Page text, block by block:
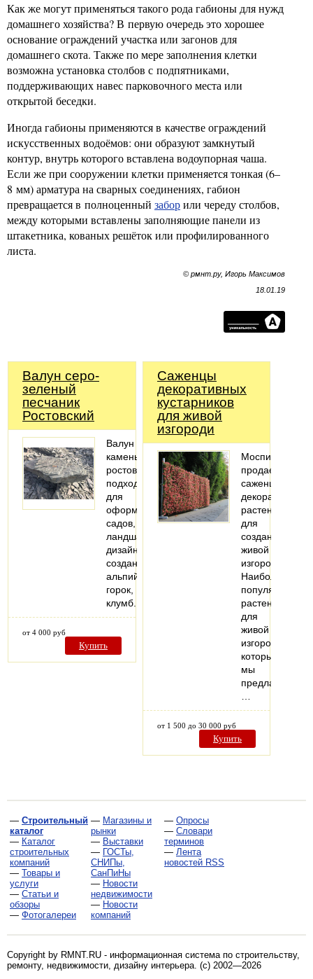
Как же могут применяться такого рода габионы для нужд
домашнего хозяйства? В первую очередь это хорошее
основание ограждений участка или загонов для
домашнего скота. Также по мере заполнения клетки
возможна установка столбов с подпятниками,
поддерживающих навес парковочного места или
открытой беседки.
Иногда габионы применяются в качестве ограждений
искусственных водоёмов: они образуют замкнутый
контур, внутрь которого вставлена водоупорная чаша.
Если же при сооружении клетки применяется тонкая (6–
8 мм) арматура на сварных соединениях, габион
превращается в полноценный заборили череду столбов,
между которыми вставлены заполняющие панели из
штакетника, кованых решёток или профилированного
листа.
© рмнт.ру, Игорь Максимов
18.01.19
Валун серо-
зеленый
песчаник
Ростовский
Валун
камень
ростовский
подходит
для
оформления
садов,
ландшафтного
дизайна,
создания
альпийских
горок,
клумб.
от 4 000 руб
Купить
Саженцы
декоративных
кустарников
для живой
изгороди
Моспитомник
продает
саженцы
декоративных
растений
для
создания
живой
изгороди.
Наиболее
популярные
растения
для
живой
изгороди,
которые
мы
предлагаем:
от 1 500 до 30 000 руб
Купить
— Строительный
каталог
— Каталог
строительных
компаний
— Товары и
услуги
— Статьи и
обзоры
— Фотогалереи
— Магазины и
рынки
— Выставки
— ГОСТы,
СНИПы,
СанПиНы
— Новости
недвижимости
— Новости
компаний
— Опросы
— Словари
терминов
— Лента
новостей RSS
Copyright by RMNT.RU - информационная система по строительству,
ремонту, недвижимости, дизайну интерьера. (c) 2002—2026